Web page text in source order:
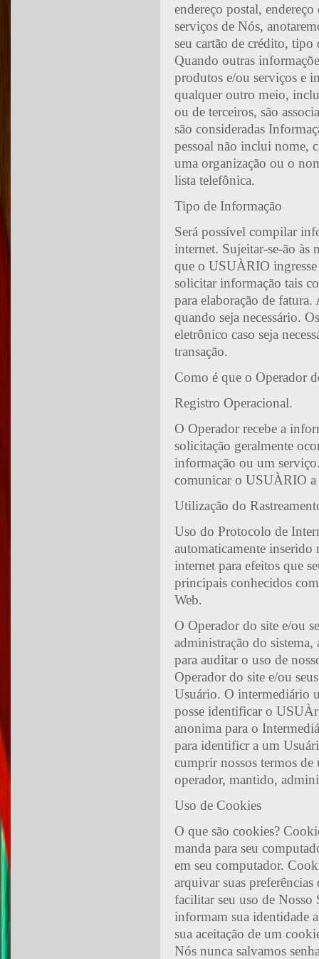
endereço postal,
serviços de Nós,
seu cartão de crédito,
Quando outras
produtos e/ou serviços e
qualquer outro meio,
ou de terceiros, são
são consideradas
pessoal não inclui nome,
uma organização ou o
lista telefônica.
Tipo de Informação
Será possível compilar
internet. Sujeitar-se-ão às
que o USUÀRIO
solicitar informação tais
para elaboração de
quando seja necessário.
eletrônico caso seja
transação.
Como é que o Operador
Registro Operacional.
O Operador recebe a
solicitação geralmente
informação ou um
comunicar o USUÀRIO a
Utilização do
Uso do Protocolo de
automaticamente
internet para efeitos que
principais conhecidos
Web.
O Operador do site e/ou
administração do
para auditar o uso de
Operador do site e/ou
Usuário. O intermediário
posse identificar o
anonima para o
para identificr a um
cumprir nossos termos de
operador, mantido,
Uso de Cookies
O que são cookies?
manda para seu
em seu computador.
arquivar suas
facilitar seu uso de Nosso
informam sua identidade
sua aceitação de um
Nós nunca salvamos